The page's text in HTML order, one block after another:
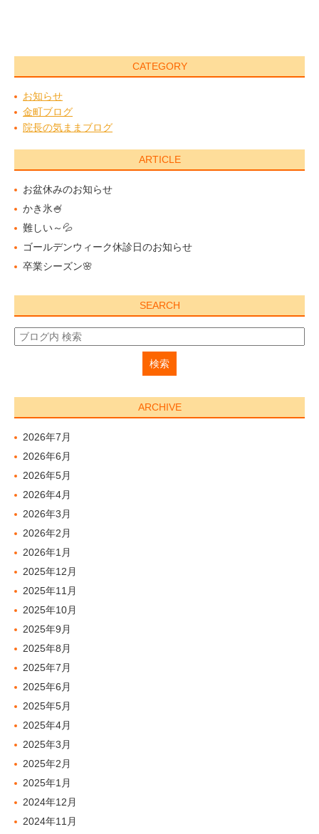
CATEGORY
お知らせ
金町ブログ
院長の気ままブログ
ARTICLE
お盆休みのお知らせ
かき氷🍧
難しい～💦
ゴールデンウィーク休診日のお知らせ
卒業シーズン🌸
SEARCH
ARCHIVE
2026年7月
2026年6月
2026年5月
2026年4月
2026年3月
2026年2月
2026年1月
2025年12月
2025年11月
2025年10月
2025年9月
2025年8月
2025年7月
2025年6月
2025年5月
2025年4月
2025年3月
2025年2月
2025年1月
2024年12月
2024年11月